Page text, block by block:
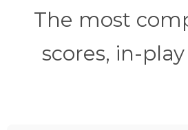
The most
scores, in-